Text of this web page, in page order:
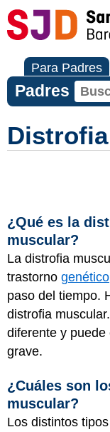
Para Padres
Padres
¿Qué es la
muscular?
La distrofia
trastorno genético
paso del tiempo.
distrofia
diferente y
grave.
¿Cuáles son
muscular?
Los distintos